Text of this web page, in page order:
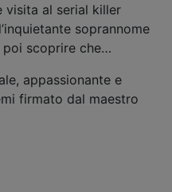
visita al serial killer
soprannome
poi scoprire che…
appassionante e
firmato dal maestro